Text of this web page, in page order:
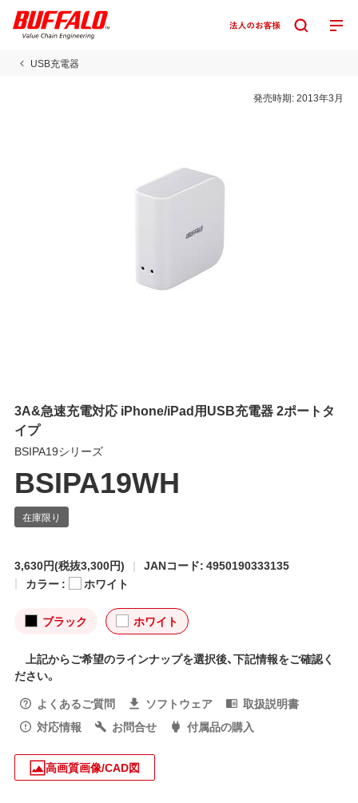
USB充電器
発売時期:2013年3月
3A&急速充電対応 iPhone/iPad用USB充電器 2ポートタ
イプ
BSIPA19シリーズ
BSIPA19WH
3,630円(税抜3,300円)
JANコード: 4950190333135
カラー :
ホワイト
ブラック ホワイト
上記からご希望のラインナップを選択後、下記情報をご確認く
ださい。
よくあるご質問
ソフトウェア
取扱説明書
対応情報
お問合せ 付属品の購入
高画質画像/CAD図